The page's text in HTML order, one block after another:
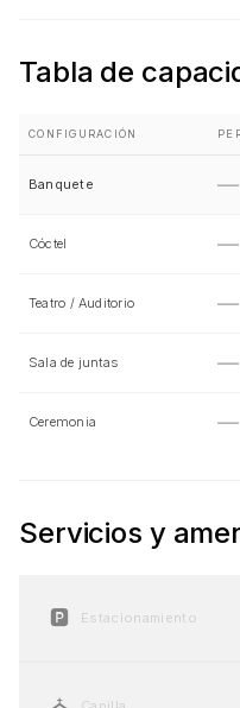
Tabla de
CONFIGURACIÓN
Banquete —
Cóctel —
Teatro / Auditorio —
Sala de juntas —
Ceremonia —
Servicios y
🅿️ Estacionamiento